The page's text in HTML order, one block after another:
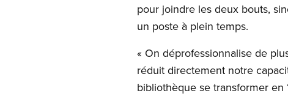
pour joindre les deux bouts,
un poste à plein temps.
« On déprofessionnalise de
réduit directement notre
bibliothèque se transformer en